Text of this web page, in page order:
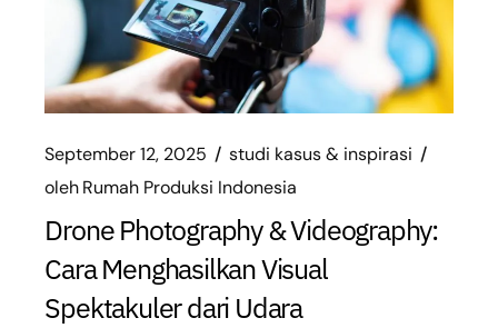
September 12, 2025
studi kasus & inspirasi
olehRumah Produksi Indonesia
Drone Photography & Videography:
Cara Menghasilkan Visual
Spektakuler dari Udara